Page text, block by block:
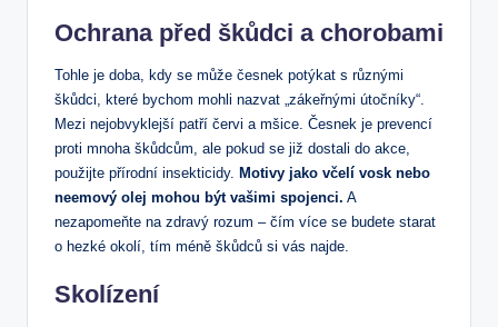
Ochrana před škůdci a chorobami
Tohle je doba, kdy se může česnek potýkat s různými
škůdci, které bychom mohli nazvat „zákeřnými útočníky“.
Mezi nejobvyklejší patří červi a mšice. Česnek je prevencí
proti mnoha škůdcům, ale pokud se již dostali do akce,
použijte přírodní insekticidy. Motivy jako včelí vosk nebo
neemový olej mohou být vašimi spojenci. A
nezapomeňte na zdravý rozum – čím více se budete starat
o hezké okolí, tím méně škůdců si vás najde.
Skolízení